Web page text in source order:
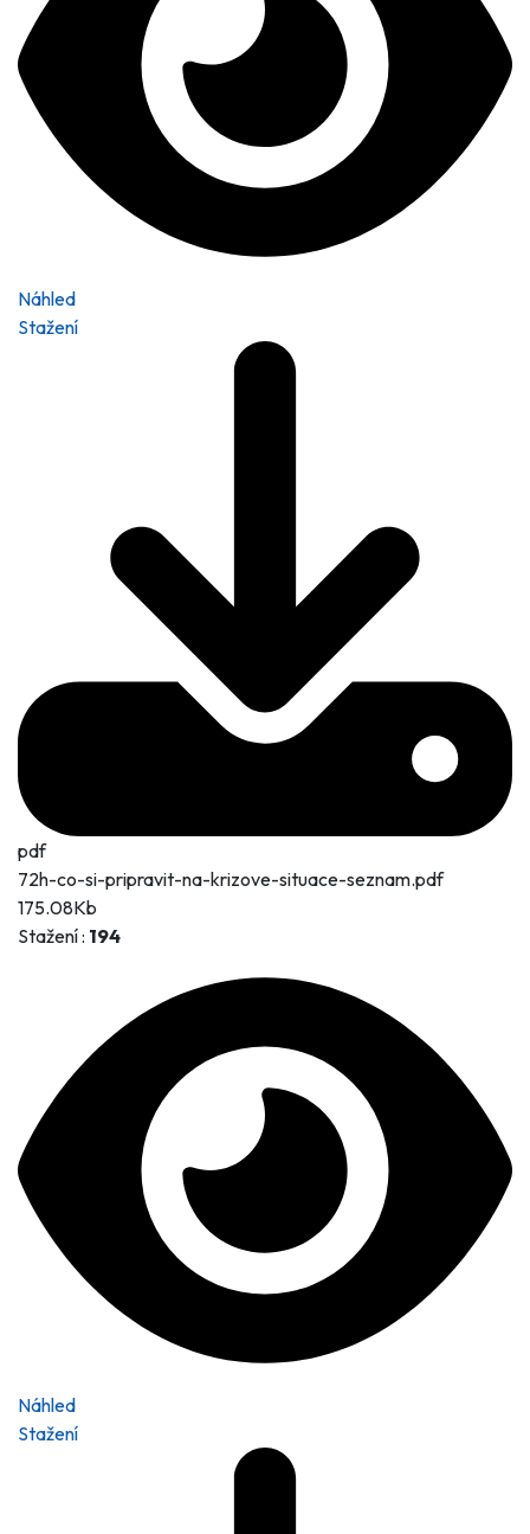
Náhled
Stažení
pdf
72h-co-si-pripravit-na-krizove-situace-seznam.pdf
175.08Kb
Stažení : 194
Náhled
Stažení